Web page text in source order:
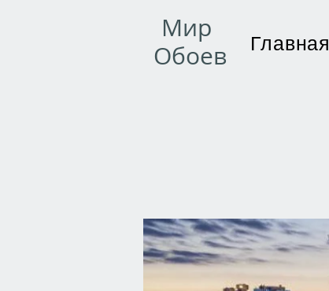
Мир
Обоев
Главная